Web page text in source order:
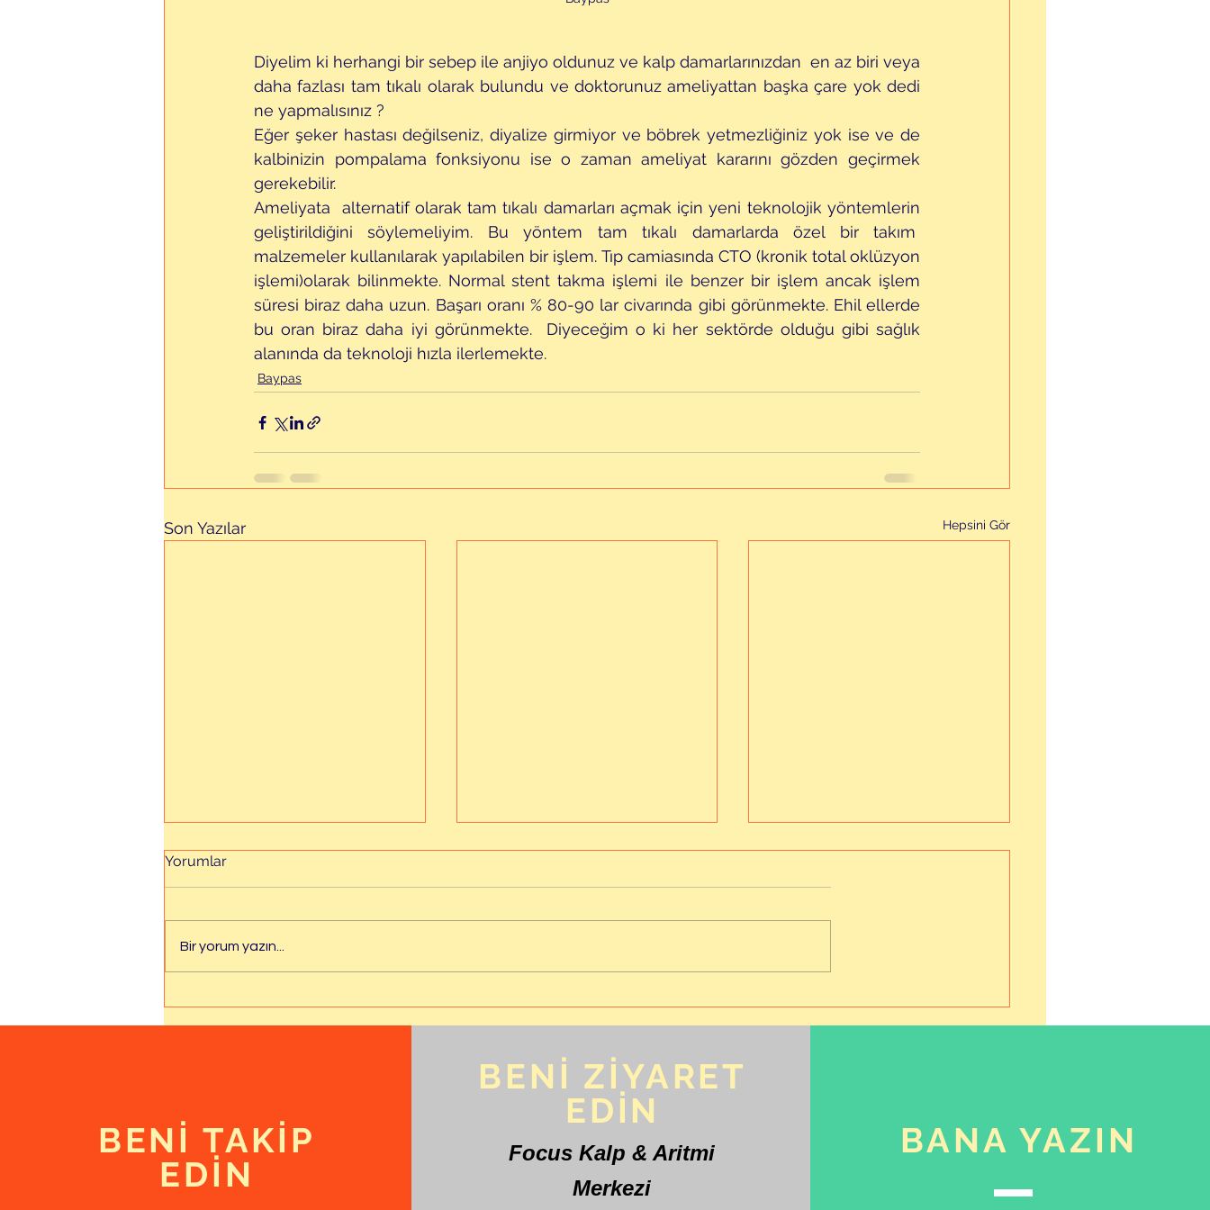
Diyelim ki herhangi bir sebep ile anjiyo oldunuz ve kalp damarlarınızdan  en az biri veya
daha fazlası tam tıkalı olarak bulundu ve doktorunuz ameliyattan başka çare yok dedi
ne yapmalısınız ?
Eğer şeker hastası değilseniz, diyalize girmiyor ve böbrek yetmezliğiniz yok ise ve de
kalbinizin pompalama fonksiyonu ise o zaman ameliyat kararını gözden geçirmek
gerekebilir.
Ameliyata  alternatif olarak tam tıkalı damarları açmak için yeni teknolojik yöntemlerin
geliştirildiğini söylemeliyim. Bu yöntem tam tıkalı damarlarda özel bir takım
malzemeler kullanılarak yapılabilen bir işlem. Tıp camiasında CTO (kronik total oklüzyon
işlemi)olarak bilinmekte. Normal stent takma işlemi ile benzer bir işlem ancak işlem
süresi biraz daha uzun. Başarı oranı % 80-90 lar civarında gibi görünmekte. Ehil ellerde
bu oran biraz daha iyi görünmekte.  Diyeceğim o ki her sektörde olduğu gibi sağlık
alanında da teknoloji hızla ilerlemekte.
Baypas
Son Yazılar Hepsini Gör
Yöntemlerini Anlattık
Yorumlar
Bir yorum yazın...
BENİ TAKİP
EDİN
BENİ ZİYARET
EDİN
Focus Kalp & Aritmi
Merkezi
BANA YAZIN